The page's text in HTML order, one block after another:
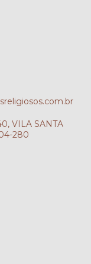
VILA SANTA
280